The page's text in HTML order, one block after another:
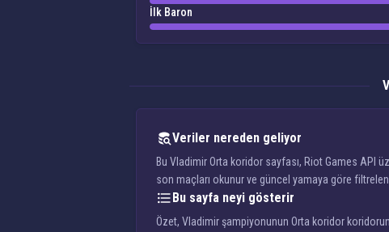
İlk Baron
Veriler nereden geliyor
Bu Vladimir Orta koridor sayfası, Riot Games API
son maçları okunur ve güncel yamaya göre
Bu sayfa neyi gösterir
Özet, Vladimir şampiyonunun Orta koridor